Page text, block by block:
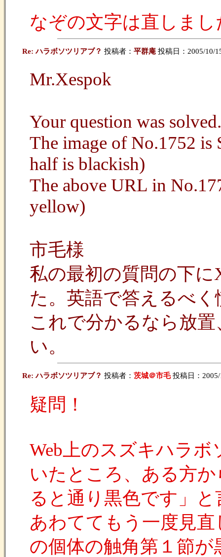
なぞの文字は直しまし
Re: ハラボソツリアブ？ 投稿者： 平群庵 投稿日：2005/10/
Mr.Xespok
Your question was solved.
The image of No.1752 is
half is blackish)
The above URL in
yellow)
市毛様
私の最初の質問の下に
た。英語で答えるべ
これで分かるなら放
い。
Re: ハラボソツリアブ？ 投稿者： 茨城＠市毛投稿日：
疑問！
Web上のスズキハラ
いたところ、ある方
ると通り黒色です」
あわててもう一度見
の個体の触角第１節